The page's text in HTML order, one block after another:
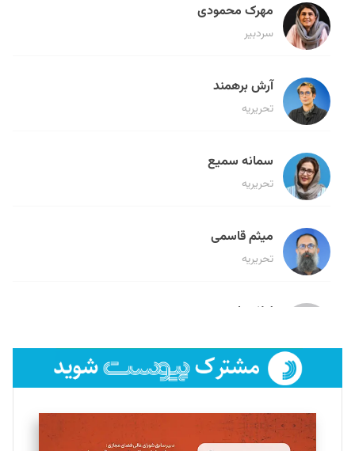
مهرک محمودی
سردبیر
آرش برهمند
تحریریه
سمانه سمیع
تحریریه
میثم قاسمی
تحریریه
لیلا حنارود
فائزه فتحی رستمی
تحریریه